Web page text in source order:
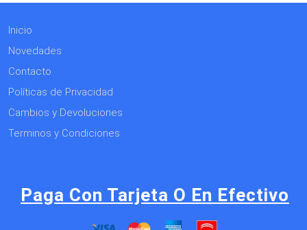
Inicio
Novedades
Contacto
Políticas de Privacidad
Cambios y Devoluciones
Terminos y Condiciones
Paga Con Tarjeta O En Efectivo